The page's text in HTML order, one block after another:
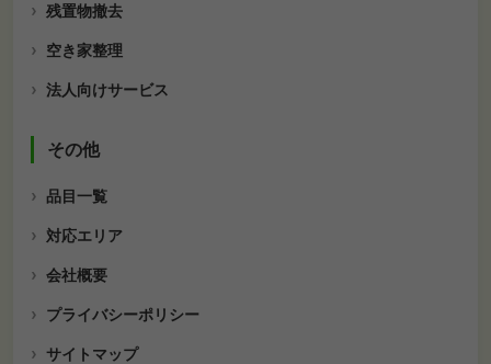
残置物撤去
空き家整理
法人向けサービス
その他
品目一覧
対応エリア
会社概要
プライバシーポリシー
サイトマップ